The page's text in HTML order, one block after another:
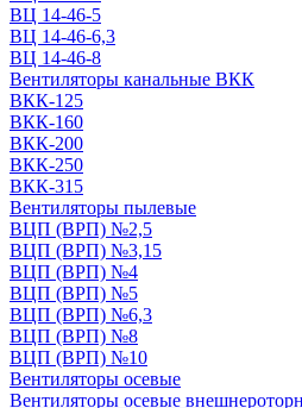
ВЦ 14-46-5
ВЦ 14-46-6,3
ВЦ 14-46-8
Вентиляторы канальные ВКК
ВКК-125
ВКК-160
ВКК-200
ВКК-250
ВКК-315
Вентиляторы пылевые
ВЦП (ВРП) №2,5
ВЦП (ВРП) №3,15
ВЦП (ВРП) №4
ВЦП (ВРП) №5
ВЦП (ВРП) №6,3
ВЦП (ВРП) №8
ВЦП (ВРП) №10
Вентиляторы осевые
Вентиляторы осевые